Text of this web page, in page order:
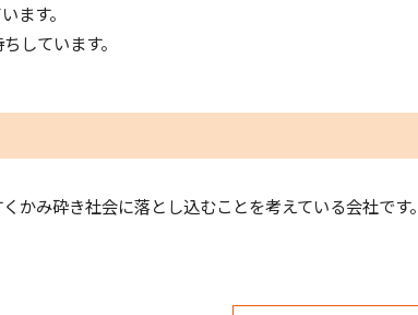
ます。
しています。
み砕き社会に落とし込むことを考えている会社です。